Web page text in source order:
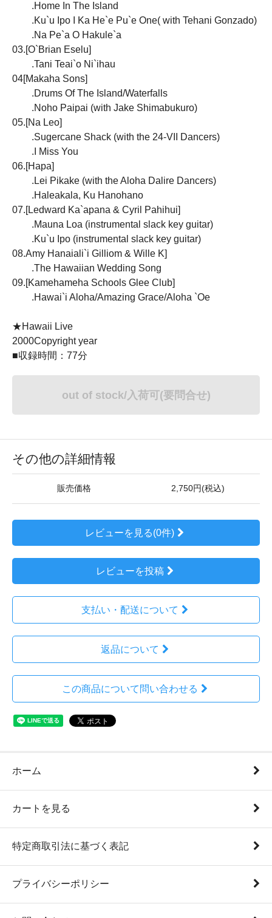
.Home In The Island
.Ku`u Ipo I Ka He`e Pu`e One( with Tehani Gonzado)
.Na Pe`a O Hakule`a
03.[O`Brian Eselu]
.Tani Teai`o Ni`ihau
04[Makaha Sons]
.Drums Of The Island/Waterfalls
.Noho Paipai (with Jake Shimabukuro)
05.[Na Leo]
.Sugercane Shack (with the 24-VII Dancers)
.I Miss You
06.[Hapa]
.Lei Pikake (with the Aloha Dalire Dancers)
.Haleakala, Ku Hanohano
07.[Ledward Ka`apana & Cyril Pahihui]
.Mauna Loa (instrumental slack key guitar)
.Ku`u Ipo (instrumental slack key guitar)
08.Amy Hanaiali`i Gilliom & Wille K]
.The Hawaiian Wedding Song
09.[Kamehameha Schools Glee Club]
.Hawai`i Aloha/Amazing Grace/Aloha `Oe
★Hawaii Live
2000Copyright year
■収録時間：77分
out of stock/入荷可(要問合せ)
その他の詳細情報
販売価格 2,750円(税込)
レビューを見る(0件)
レビューを投稿
支払い・配送について
返品について
この商品について問い合わせる
ホーム
カートを見る
特定商取引法に基づく表記
プライバシーポリシー